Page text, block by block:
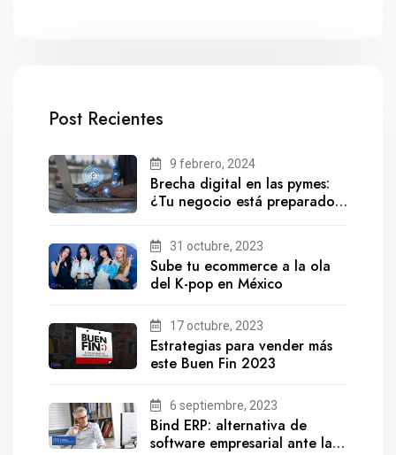
Post Recientes
9 febrero, 2024
Brecha digital en las pymes:
¿Tu negocio está preparado
31 octubre, 2023
Sube tu ecommerce a la ola
del K-pop en México
17 octubre, 2023
Estrategias para vender más
este Buen Fin 2023
6 septiembre, 2023
Bind ERP: alternativa de
software empresarial ante la